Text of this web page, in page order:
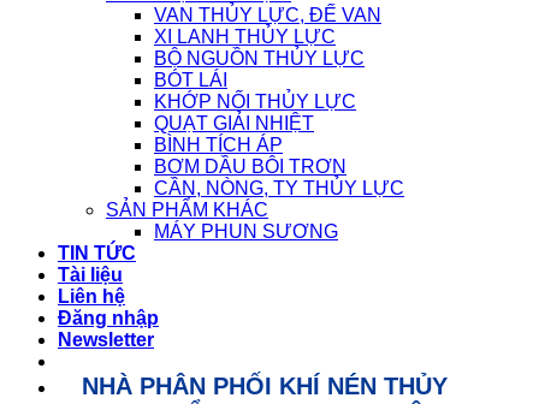
VAN THỦY LỰC, ĐẾ VAN
XI LANH THỦY LỰC
BỘ NGUỒN THỦY LỰC
BÓT LÁI
KHỚP NỐI THỦY LỰC
QUẠT GIẢI NHIỆT
BÌNH TÍCH ÁP
BƠM DẦU BÔI TRƠN
CẦN, NÒNG, TY THỦY LỰC
SẢN PHẨM KHÁC
MÁY PHUN SƯƠNG
TIN TỨC
Tài liệu
Liên hệ
Đăng nhập
Newsletter
NHÀ PHÂN PHỐI KHÍ NÉN THỦY